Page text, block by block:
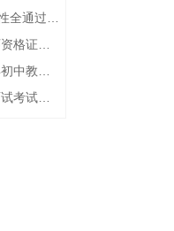
新报考吗？
备考吗？
证笔试？
意事项